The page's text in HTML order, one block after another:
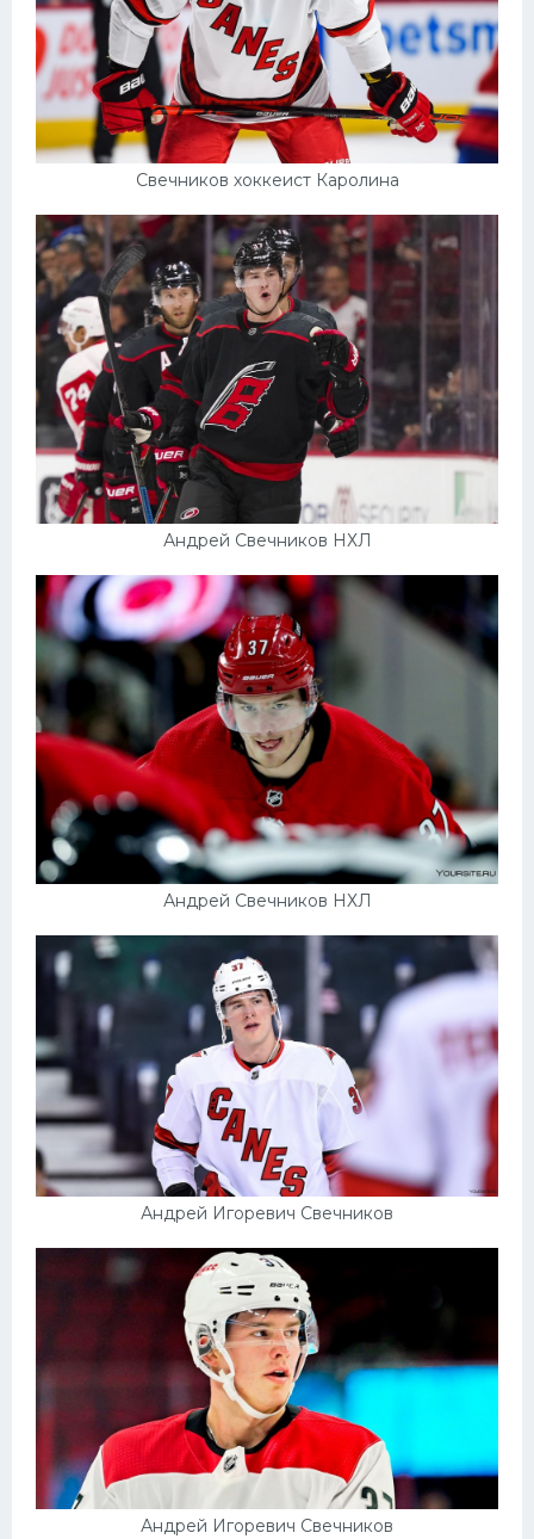
Свечников хоккеист Каролина
Андрей Свечников НХЛ
Андрей Свечников НХЛ
Андрей Игоревич Свечников
Андрей Игоревич Свечников